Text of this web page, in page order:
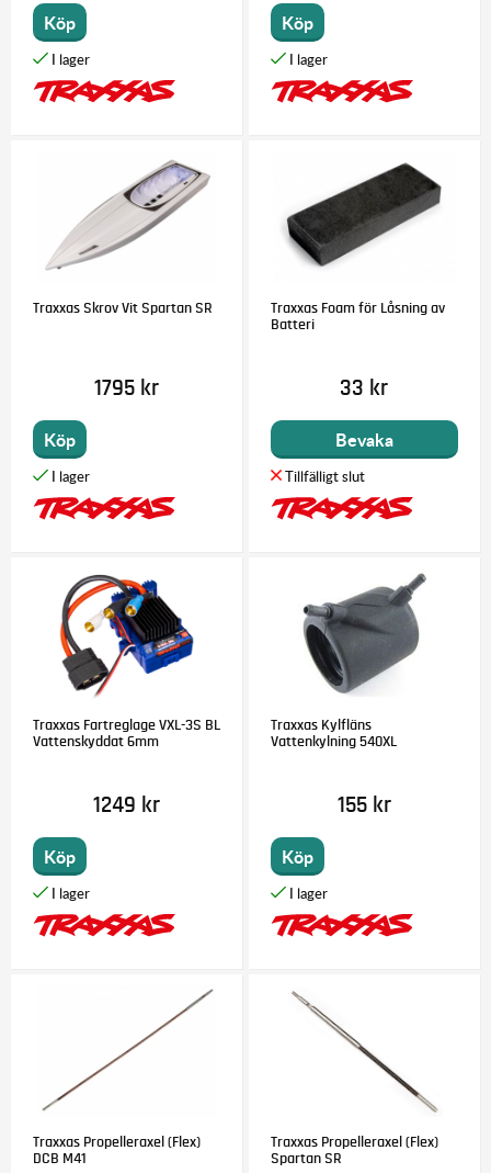
Köp Köp
Traxxas Skrov Vit Spartan SR
1795 kr
Köp
Traxxas Foam för Låsning av
Batteri
33 kr
Bevaka
Traxxas Fartreglage VXL-3S BL
Vattenskyddat 6mm
1249 kr
Köp
Traxxas Kylfläns
Vattenkylning 540XL
155 kr
Köp
Traxxas Propelleraxel (Flex)
DCB M41
Traxxas Propelleraxel (Flex)
Spartan SR